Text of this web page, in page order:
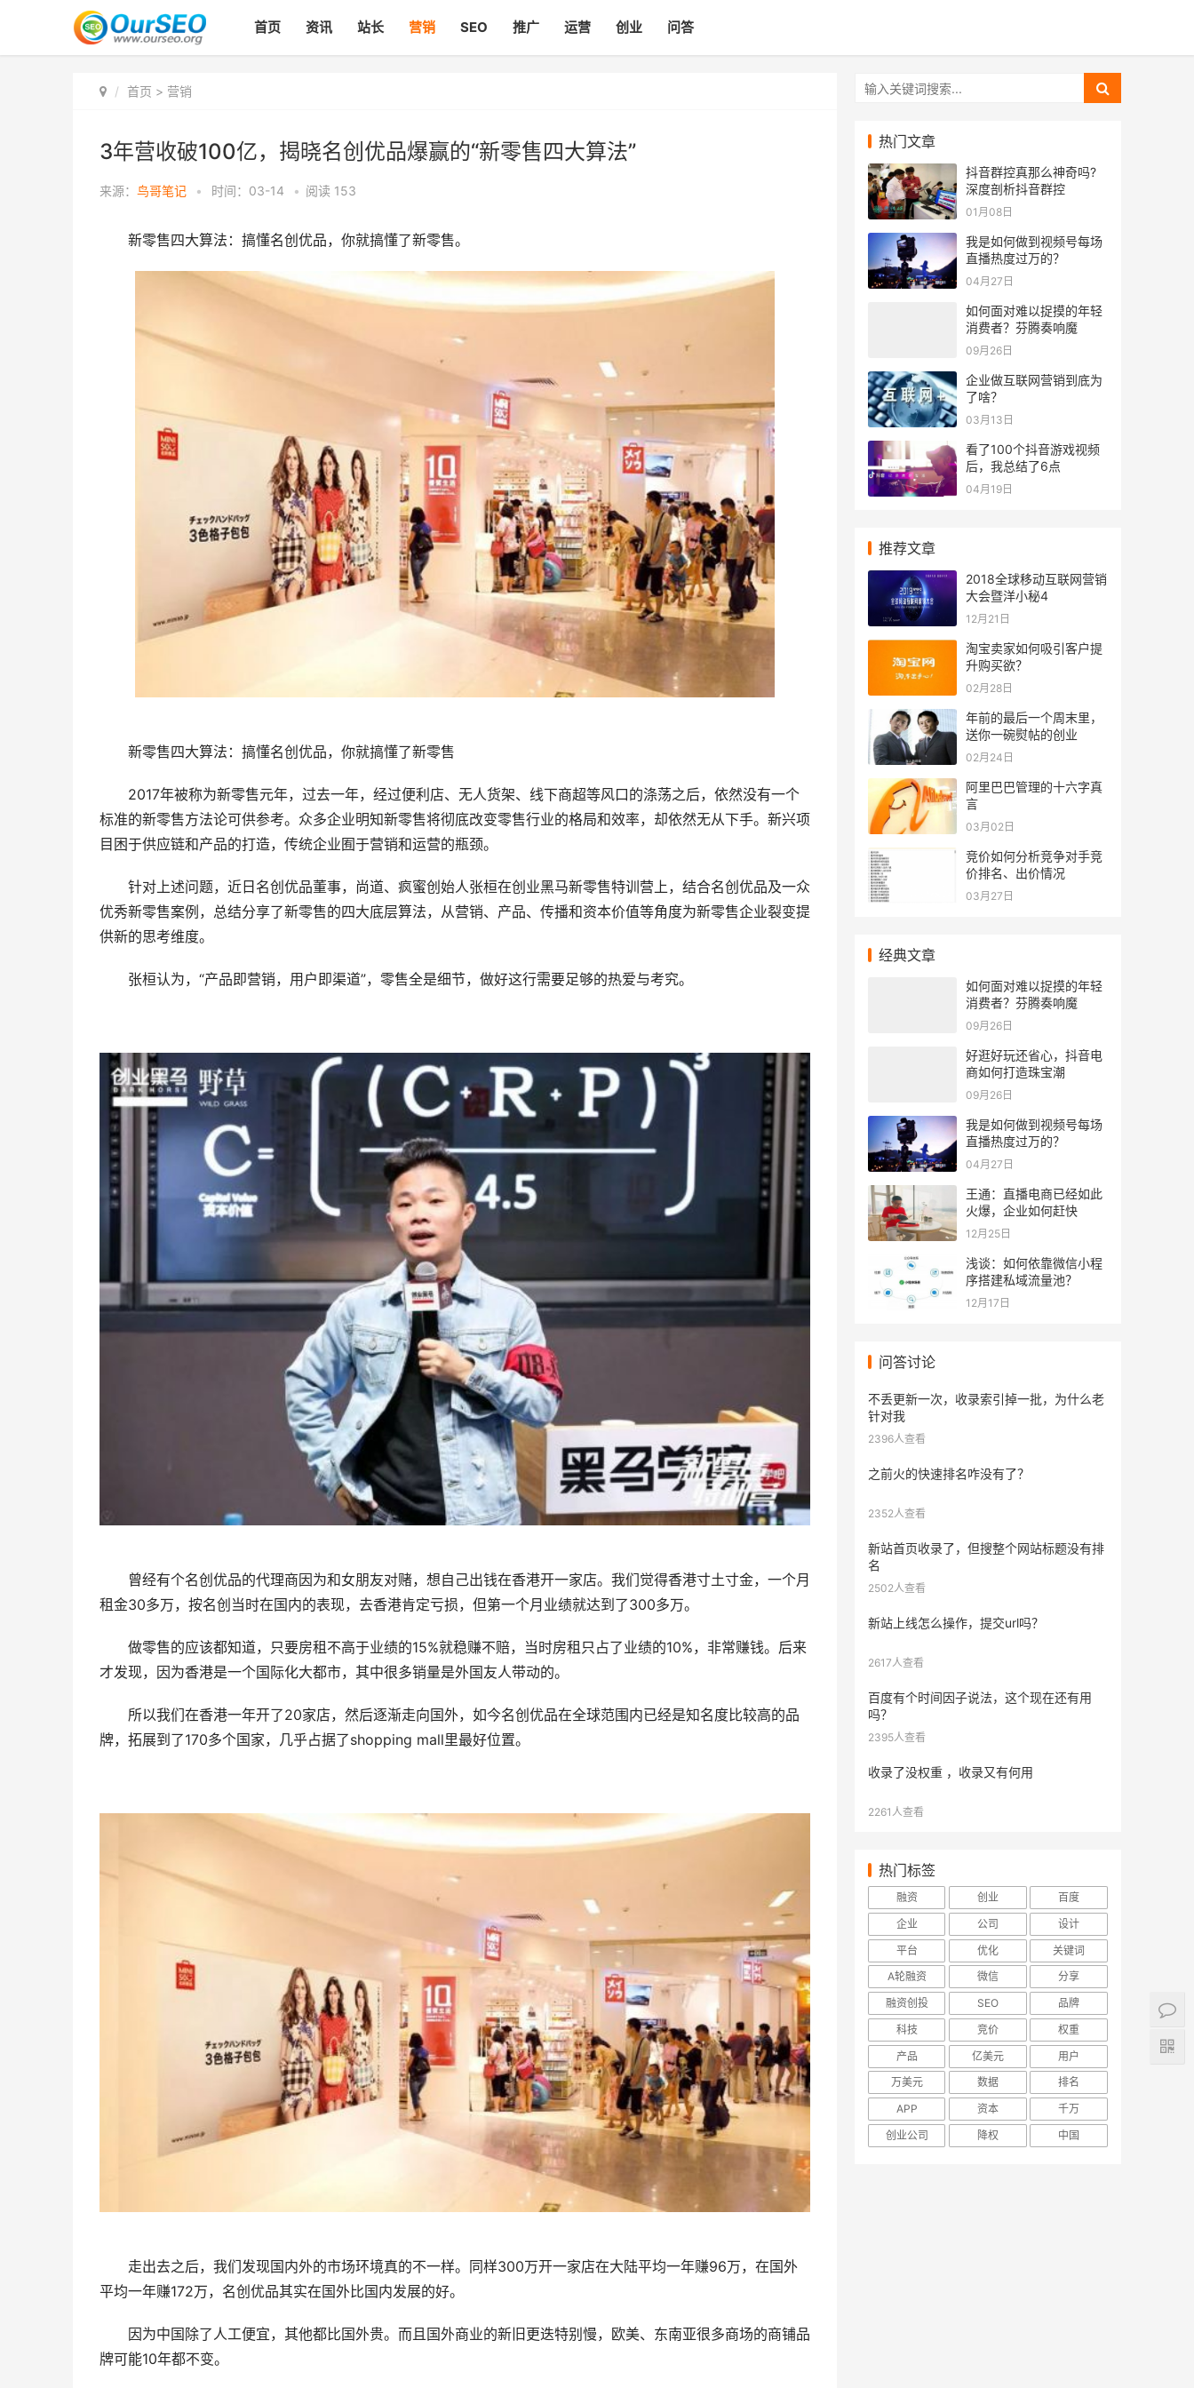
首页 资讯 站长 营销 SEO 推广 运营 创业 问答
首页 > 营销
3年营收破100亿，揭晓名创优品爆赢的“新零售四大算法”
来源： 鸟哥笔记 • 时间：03-14 • 阅读 153
新零售四大算法：搞懂名创优品，你就搞懂了新零售。
新零售四大算法：搞懂名创优品，你就搞懂了新零售
2017年被称为新零售元年，过去一年，经过便利店、无人货架、线下商超等风口的涤荡之后，依然没有一个
标准的新零售方法论可供参考。众多企业明知新零售将彻底改变零售行业的格局和效率，却依然无从下手。新兴项
目困于供应链和产品的打造，传统企业囿于营销和运营的瓶颈。
针对上述问题，近日名创优品董事，尚道、疯蜜创始人张桓在创业黑马新零售特训营上，结合名创优品及一众
优秀新零售案例，总结分享了新零售的四大底层算法，从营销、产品、传播和资本价值等角度为新零售企业裂变提
供新的思考维度。
张桓认为，“产品即营销，用户即渠道”，零售全是细节，做好这行需要足够的热爱与考究。
曾经有个名创优品的代理商因为和女朋友对赌，想自己出钱在香港开一家店。我们觉得香港寸土寸金，一个月
租金30多万，按名创当时在国内的表现，去香港肯定亏损，但第一个月业绩就达到了300多万。
做零售的应该都知道，只要房租不高于业绩的15%就稳赚不赔，当时房租只占了业绩的10%，非常赚钱。后来
才发现，因为香港是一个国际化大都市，其中很多销量是外国友人带动的。
所以我们在香港一年开了20家店，然后逐渐走向国外，如今名创优品在全球范围内已经是知名度比较高的品
牌，拓展到了170多个国家，几乎占据了shopping mall里最好位置。
走出去之后，我们发现国内外的市场环境真的不一样。同样300万开一家店在大陆平均一年赚96万，在国外
平均一年赚172万，名创优品其实在国外比国内发展的好。
因为中国除了人工便宜，其他都比国外贵。而且国外商业的新旧更迭特别慢，欧美、东南亚很多商场的商铺品
牌可能10年都不变。
热门文章
抖音群控真那么神奇吗?
深度剖析抖音群控
01月08日
我是如何做到视频号每场
直播热度过万的？
04月27日
如何面对难以捉摸的年轻
消费者？芬腾奏响魔
09月26日
企业做互联网营销到底为
了啥？
03月13日
看了100个抖音游戏视频
后，我总结了6点
04月19日
推荐文章
2018全球移动互联网营销
大会暨洋小秘4
12月21日
淘宝卖家如何吸引客户提
升购买欲？
02月28日
年前的最后一个周末里，
送你一碗熨帖的创业
02月24日
阿里巴巴管理的十六字真
言
03月02日
竞价如何分析竞争对手竞
价排名、出价情况
03月27日
经典文章
如何面对难以捉摸的年轻
消费者？芬腾奏响魔
09月26日
​好逛好玩还省心，抖音电
商如何打造珠宝潮
09月26日
我是如何做到视频号每场
直播热度过万的？
04月27日
王通：直播电商已经如此
火爆，企业如何赶快
12月25日
浅谈：如何依靠微信小程
序搭建私域流量池？
12月17日
问答讨论
不丢更新一次，收录索引掉一批，为什么老
针对我
2396人查看
之前火的快速排名咋没有了？
2352人查看
新站首页收录了，但搜整个网站标题没有排
名
2502人查看
新站上线怎么操作，提交url吗？
2617人查看
百度有个时间因子说法，这个现在还有用
吗？
2395人查看
收录了没权重 ，收录又有何用
2261人查看
热门标签
融资 创业
百度
企业
公司
设计
平台
优化
关键词
A轮融资
微信
分享
融资创投
SEO
品牌
科技
竞价
权重
产品
亿美元
用户
万美元
数据
排名
APP
资本
千万
创业公司
降权 中国